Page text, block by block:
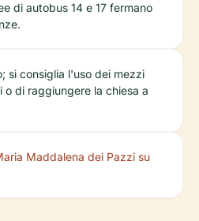
di autobus 14 e 17 fermano
si consiglia l'uso dei mezzi
o di raggiungere la chiesa a
Maddalena dei Pazzi su